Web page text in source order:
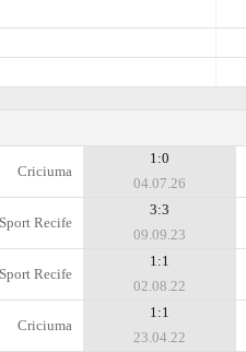
Criciuma
1:0
04.07.26
Sport Recife
3:3
09.09.23
Sport Recife
1:1
02.08.22
Criciuma
1:1
23.04.22